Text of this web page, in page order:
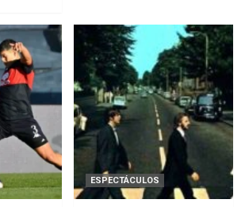
ESPECTÁCULOS